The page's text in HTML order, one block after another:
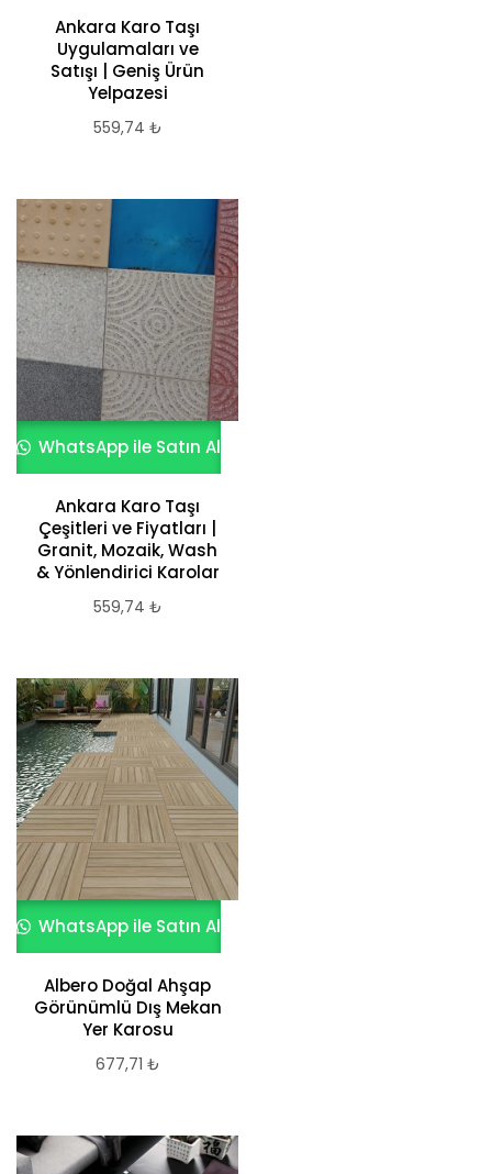
Ankara Karo Taşı
Uygulamaları ve
Satışı | Geniş Ürün
Yelpazesi
559,74 ₺
WhatsApp ile Satın Al
Ankara Karo Taşı
Çeşitleri ve Fiyatları |
Granit, Mozaik, Wash
& Yönlendirici Karolar
559,74 ₺
WhatsApp ile Satın Al
Albero Doğal Ahşap
Görünümlü Dış Mekan
Yer Karosu
677,71 ₺